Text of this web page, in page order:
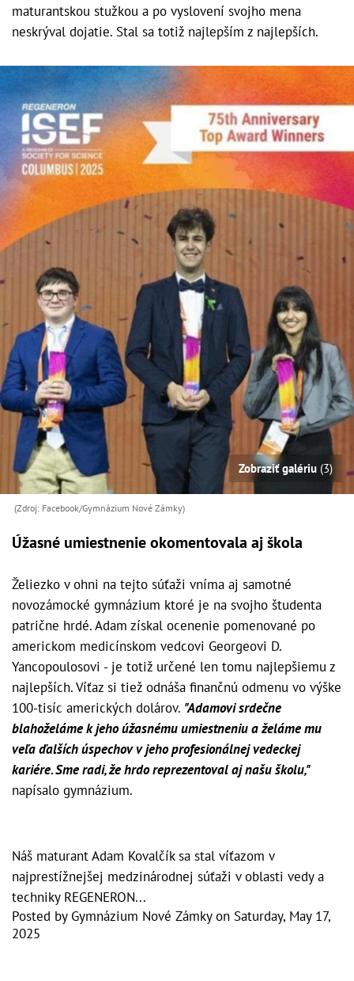
maturantskou stužkou a po vyslovení svojho mena
neskrýval dojatie. Stal sa totiž najlepším z najlepších.
Zobraziť galériu (3)
(Zdroj: Facebook/Gymnázium Nové Zámky)
Úžasné umiestnenie okomentovala aj škola
Želiezko v ohni na tejto súťaži vníma aj samotné
novozámocké gymnázium ktoré je na svojho študenta
patrične hrdé. Adam získal ocenenie pomenované po
americkom medicínskom vedcovi Georgeovi D.
Yancopoulosovi - je totiž určené len tomu najlepšiemu z
najlepších. Víťaz si tiež odnáša finančnú odmenu vo výške
100-tisíc amerických dolárov. "Adamovi srdečne
blahoželáme k jeho úžasnému umiestneniu a želáme mu
veľa ďalších úspechov v jeho profesionálnej vedeckej
kariére. Sme radi, že hrdo reprezentoval aj našu školu,"
napísalo gymnázium.
Náš maturant Adam Kovalčík sa stal víťazom v
najprestížnejšej medzinárodnej súťaži v oblasti vedy a
techniky REGENERON...
Posted by Gymnázium Nové Zámkyon Saturday, May 17,
2025